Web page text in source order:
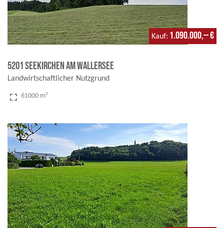
Kauf 1.090.000,-- €
5201 Seekirchen am Wallersee
Landwirtschaftlicher Nutzgrund
fullscreen 61000 m²